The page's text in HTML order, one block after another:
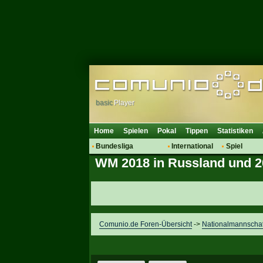
basic Player
Home Spielen Pokal Tippen Statistiken
Bundesliga
Hot News
Vereinsdiskussion
International
Vereine
Spiel
Regeln &
WM 2018 in Russland und
Comunio.de Foren-Übersicht->